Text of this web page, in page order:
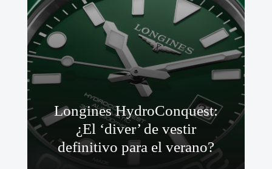
Longines HydroConquest:
¿El ‘diver’ de vestir
definitivo para el verano?